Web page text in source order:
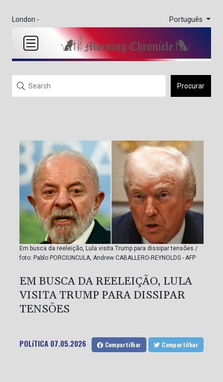
London - Português
Procurar
Em busca da reeleição, Lula visita Trump para dissipar tensões /
foto: Pablo PORCIUNCULA, Andrew CABALLERO-REYNOLDS - AFP
EM BUSCA DA REELEIÇÃO, LULA
VISITA TRUMP PARA DISSIPAR
TENSÕES
POLíTICA 07.05.2026 Compartilhar Compartilhar